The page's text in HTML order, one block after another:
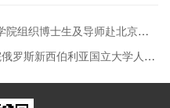
上一篇：西北工业大学数学与统计学院组织博士生及导师赴北京应用物理与计算数学研究所、中国航天科技集团有限公司第五研究院参观学习
下一篇：翱翔四海| 数学与统计学院俄罗斯新西伯利亚国立大学人工智能暑期项目扬帆起航